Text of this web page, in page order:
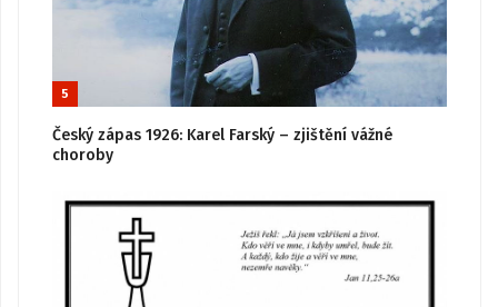
5
Český zápas 1926: Karel Farský – zjištění vážné
choroby